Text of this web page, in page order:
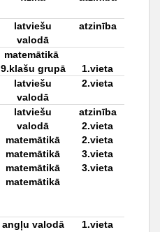
latviešu
valodā
atzinība
matemātikā
9.klašu grupā
1.vieta
latviešu
valodā
2.vieta
latviešu
valodā
matemātikā
matemātikā
matemātikā
matemātikā
atzinība
2.vieta
2.vieta
3.vieta
3.vieta
angļu valodā
1.vieta